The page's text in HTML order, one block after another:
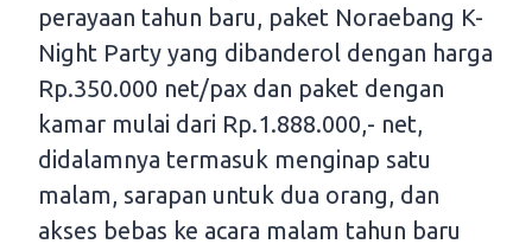
perayaan tahun baru, paket Noraebang K-
Night Party yang dibanderol dengan harga
Rp.350.000 net/pax dan paket dengan
kamar mulai dari Rp.1.888.000,- net,
didalamnya termasuk menginap satu
malam, sarapan untuk dua orang, dan
akses bebas ke acara malam tahun baru